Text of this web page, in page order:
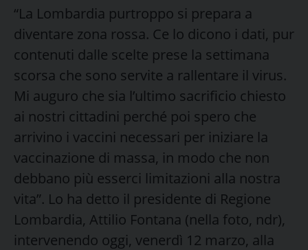
“La Lombardia purtroppo si prepara a
diventare zona rossa. Ce lo dicono i dati, pur
contenuti dalle scelte prese la settimana
scorsa che sono servite a rallentare il virus.
Mi auguro che sia l’ultimo sacrificio chiesto
ai nostri cittadini perché poi spero che
arrivino i vaccini necessari per iniziare la
vaccinazione di massa, in modo che non
debbano più esserci limitazioni alla nostra
vita”. Lo ha detto il presidente di Regione
Lombardia, Attilio Fontana (nella foto, ndr),
intervenendo oggi, venerdì 12 marzo, alla